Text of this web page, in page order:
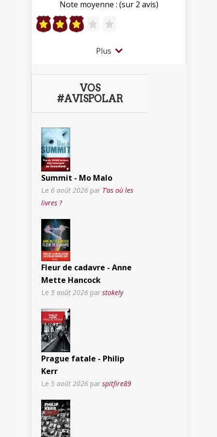
Note moyenne : (sur 2 avis)
Plus
VOS
#AVISPOLAR
Summit - Mo Malo
Le 6 août 2026 par T’as où les
livres ?
Fleur de cadavre - Anne
Mette Hancock
Le 5 août 2026 par stokely
Prague fatale - Philip
Kerr
Le 5 août 2026 par spitfire89